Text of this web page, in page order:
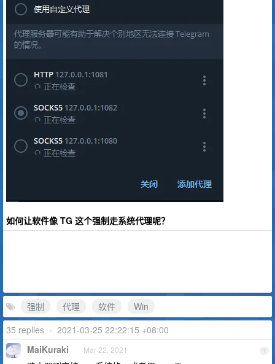
如何让软件像 TG 这个强制走系统代理呢？
强制 代理 软件
Win
35 replies • 2021-03-25 22:22:15 +08:00
1
MaiKuraki Mar 22, 2021